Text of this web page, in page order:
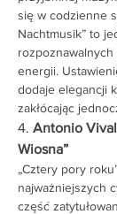
się w codzienne
Nachtmusik” to
rozpoznawalnych
energii.
dodaje elegancji
zakłócając
4. Antonio
Wiosna”
„Cztery pory
najważniejszych
część